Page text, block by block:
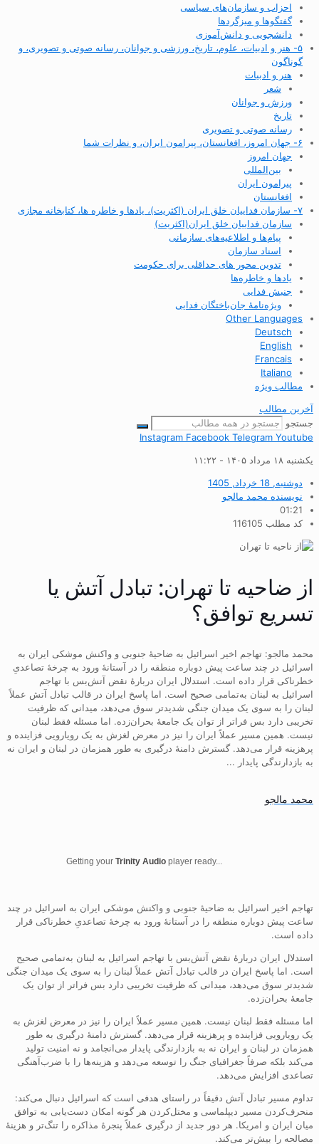
احزاب و سازمان‌های سیاسی
گفتگوها و میزگردها
دانشجویی و دانش‌آموزی
۵- هنر و ادبیات، علوم، تاریخ، ورزشی و جوانان، رسانه صوتی و تصویری، و
گوناگون
هنر و ادبیات
شعر
ورزش و جوانان
تاریخ
رسانه صوتی و تصویری
۶- جهان امروز، افغانستان، پیرامون ایران، و نظرات شما
جهان امروز
بین‌المللی
پیرامون ایران
افغانستان
۷- سازمان فداییان خلق ایران (اکثریت)، یادها و خاطره ها، کتابخانه مجازی
سازمان فداییان خلق ایران(اکثریت)
پیام‌ها و اطلاعیه‌های سازمانی
اسناد سازمان
تدوین محور های حداقلی برای حکومت
یادها و خاطره‌ها
جنبش فدایی
ویژه‌نامهٔ جان‌باختگان فدایی
Other Languages
Deutsch
English
Francais
Italiano
مطالب ویژه
آخرین مطالب
جستجو
Instagram Facebook Telegram Youtube
یکشنبه ۱۸ مرداد ۱۴۰۵ - ۱۱:۲۲
دوشنبه, 18 خرداد, 1405
نویسنده محمد مالجو
01:21
کد مطلب 116105
از ضاحیه تا تهران: تبادل آتش یا
تسریع توافق؟
محمد مالجو: تهاجم اخیر اسرائیل به ضاحیۀ جنوبی و واکنش موشکی ایران به
اسرائیل در چند ساعت پیش دوباره منطقه را در آستانۀ ورود به چرخۀ تصاعدیِ
خطرناکی قرار داده است. استدلال ایران دربارۀ نقض آتش‌بس با تهاجم
اسرائیل به لبنان به‌تمامی صحیح است. اما پاسخ ایران در قالب تبادل آتش عملاً
لبنان را به سوی یک میدان جنگی شدیدتر سوق می‌دهد، میدانی که ظرفیت
تخریبی دارد بس فراتر از توان یک جامعۀ بحران‌زده. اما مسئله فقط لبنان
نیست. همین مسیر عملاً ایران را نیز در معرض لغزش به یک رویارویی فزاینده و
پرهزینه قرار می‌دهد. گسترش دامنۀ درگیری به‌ طور همزمان در لبنان و ایران نه
به بازدارندگی پایدار ...
محمد مالجو
Getting your Trinity Audio player ready...
تهاجم اخیر اسرائیل به ضاحیۀ جنوبی و واکنش موشکی ایران به اسرائیل در چند
ساعت پیش دوباره منطقه را در آستانۀ ورود به چرخۀ تصاعدیِ خطرناکی قرار
داده است.
استدلال ایران دربارۀ نقض آتش‌بس با تهاجم اسرائیل به لبنان به‌تمامی صحیح
است. اما پاسخ ایران در قالب تبادل آتش عملاً لبنان را به سوی یک میدان جنگی
شدیدتر سوق می‌دهد، میدانی که ظرفیت تخریبی دارد بس فراتر از توان یک
جامعۀ بحران‌زده.
اما مسئله فقط لبنان نیست. همین مسیر عملاً ایران را نیز در معرض لغزش به
یک رویارویی فزاینده و پرهزینه قرار می‌دهد. گسترش دامنۀ درگیری به‌ طور
همزمان در لبنان و ایران نه به بازدارندگی پایدار می‌انجامد و نه امنیت تولید
می‌کند بلکه صرفاً جغرافیای جنگ را توسعه می‌دهد و هزینه‌ها را با ضرب‌آهنگی
تصاعدی افزایش می‌دهد.
تداوم مسیر تبادل آتش دقیقاً در راستای هدفی است که اسرائیل دنبال می‌کند:
منحرف‌کردن مسیر دیپلماسی و مختل‌کردن هر گونه امکان دست‌یابی به توافق
میان ایران و امریکا. هر دور جدید از درگیری عملاً پنجرۀ مذاکره را تنگ‌تر و هزینۀ
مصالحه را بیش‌تر می‌کند.